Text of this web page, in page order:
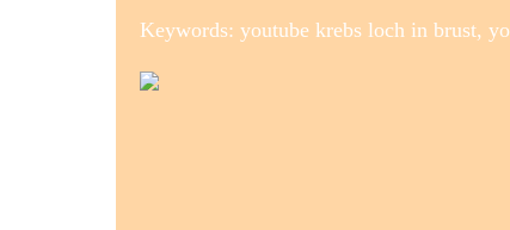
Keywords: youtube krebs loch in brust,